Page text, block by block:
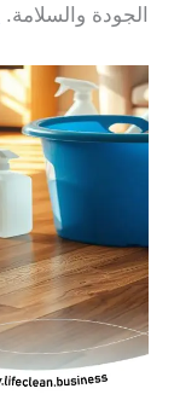
الجودة والسلامة.